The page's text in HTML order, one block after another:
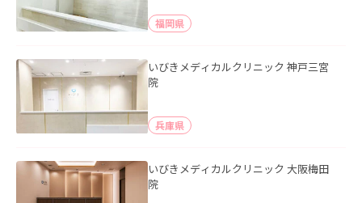
福岡県
いびきメディカルクリニック 神戸三宮
院
兵庫県
いびきメディカルクリニック 大阪梅田
院